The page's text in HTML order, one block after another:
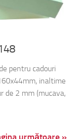
pentru cadouri
inaltime
de 2 mm (mucava,